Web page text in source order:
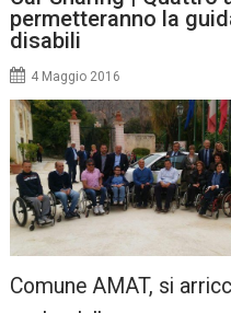
permetteranno la
disabili
4 Maggio 2016
Comune AMAT, si